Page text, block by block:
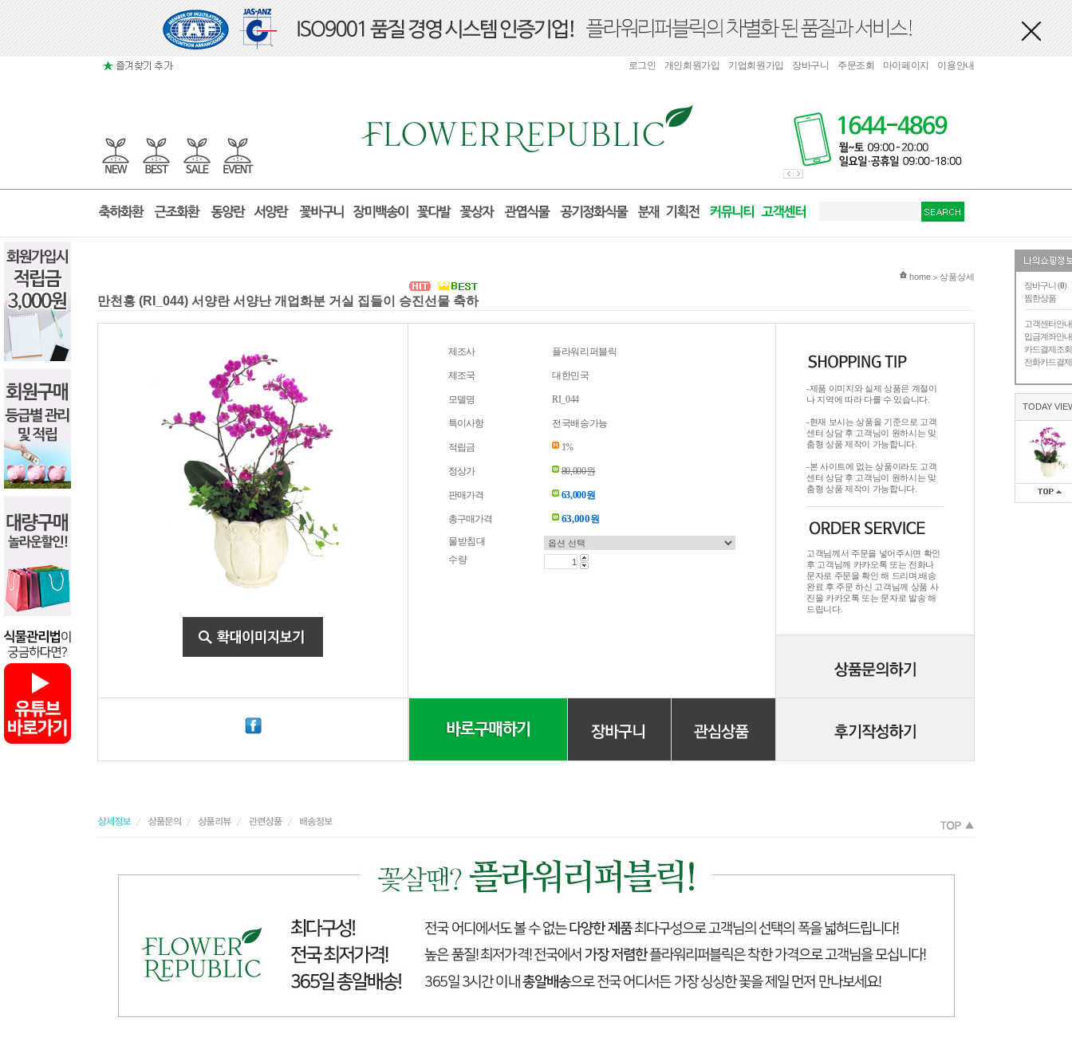
장바구니 (0)
찜한상품
고객센터안내
입금계좌안내
카드결제조회
전화카드결제
TODAY
로그인 개인회원가입 기업회원가입 장바구니 주문조회 마이페이지 이용안내
현재 위치
home > 상품상세
만천홍 (RI_044) 서양란 서양난 개업화분 거실 집들이 승진선물 축하
제조사 플라워리퍼블릭
제조국 대한민국
모델명 RI_044
특이사항 전국배송가능
적립금 1%
정상가 80,000원
판매가격 63,000원
총구매가격 63,000원
물받침대
수량
-제품 이미지와 실제 상품은 계절이
나 지역에 따라 다를 수 있습니다.
-현재 보시는 상품을 기준으로 고객
센터 상담 후 고객님이 원하시는 맞
춤형 상품 제작이 가능합니다.
-본 사이트에 없는 상품이라도 고객
센터 상담 후 고객님이 원하시는 맞
춤형 상품 제작이 가능합니다.
고객님께서 주문을 넣어주시면 확인
후 고객님께 카카오톡 또는 전화나
문자로 주문을 확인 해 드리며.배송
완료 후 주문 하신 고객님께 상품 사
진을 카카오톡 또는 문자로 발송 해
드립니다.